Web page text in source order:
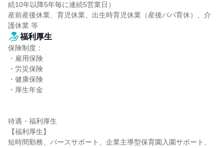
続10年以降5年毎に連続5営業日）
産前産後休業、育児休業、出生時育児休業（産後パパ育休）、介
護休業 等
福利厚生
保険制度：
・雇用保険
・労災保険
・健康保険
・厚生年金
待遇・福利厚生
【福利厚生】
短時間勤務、バースサポート、企業主導型保育園入園サポート、